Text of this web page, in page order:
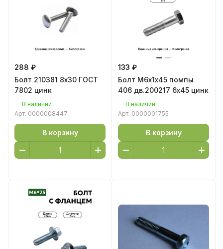
288 ₽
Болт 210381 8х30 ГОСТ
7802 цинк
В наличии
Арт. 0000008447
В корзину
133 ₽
Болт М6х1х45 помпы
406 дв.200217 6х45 цинк
В наличии
Арт. 0000001755
В корзину